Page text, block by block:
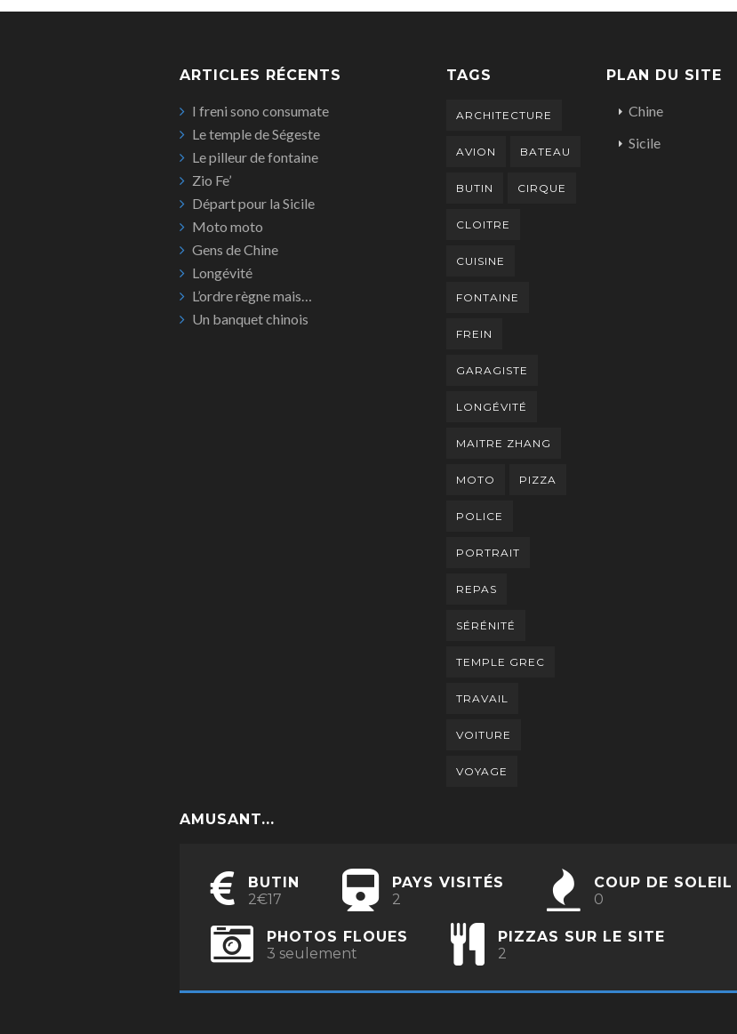
ARTICLES RÉCENTS
I freni sono consumate
Le temple de Ségeste
Le pilleur de fontaine
Zio Fe’
Départ pour la Sicile
Moto moto
Gens de Chine
Longévité
L’ordre règne mais…
Un banquet chinois
TAGS
ARCHITECTURE
AVION BATEAU
BUTIN CIRQUE
CLOITRE
CUISINE
FONTAINE
FREIN
GARAGISTE
LONGÉVITÉ
MAITRE ZHANG
MOTO PIZZA
POLICE
PORTRAIT
REPAS
SÉRÉNITÉ
TEMPLE GREC
TRAVAIL
VOITURE
VOYAGE
PLAN DU SITE
Chine
Sicile
AMUSANT...
BUTIN
2€17
PAYS VISITÉS
2
COUP DE SOLEIL
0
PHOTOS FLOUES
3 seulement
PIZZAS SUR LE SITE
2